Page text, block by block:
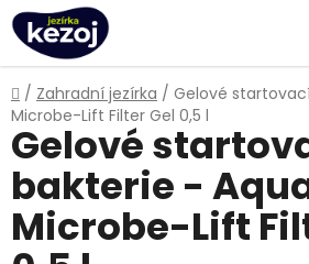
Přejít
na
obsah
Domů
/ Zahradní jezírka / Gelové
Microbe-Lift Filter Gel 0,5 l
Gelové
bakterie -
Microbe-Lift